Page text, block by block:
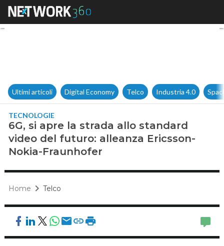
6G, si apre la strada allo
Ultimi articoli Digital Economy Telco Industria 4.0
TECNOLOGIE
6G, si apre la strada allo standard
video del futuro: alleanza Ericsson-
Nokia-Fraunhofer
Home Telco